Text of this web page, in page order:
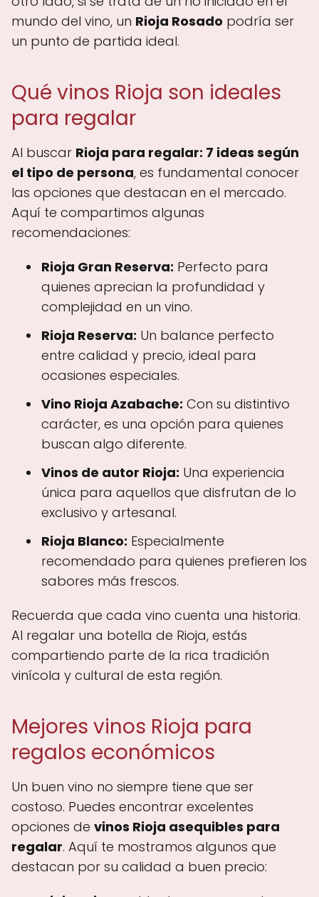
mundo del vino, un Rioja Rosado podría ser
un punto de partida ideal.
Qué vinos Rioja son ideales
para regalar
Al buscar Rioja para regalar: 7 ideas según
el tipo de persona, es fundamental conocer
las opciones que destacan en el mercado.
Aquí te compartimos algunas
recomendaciones:
Rioja Gran Reserva: Perfecto para
quienes aprecian la profundidad y
complejidad en un vino.
Rioja Reserva: Un balance perfecto
entre calidad y precio, ideal para
ocasiones especiales.
Vino Rioja Azabache: Con su distintivo
carácter, es una opción para quienes
buscan algo diferente.
Vinos de autor Rioja: Una experiencia
única para aquellos que disfrutan de lo
exclusivo y artesanal.
Rioja Blanco: Especialmente
recomendado para quienes prefieren los
sabores más frescos.
Recuerda que cada vino cuenta una historia.
Al regalar una botella de Rioja, estás
compartiendo parte de la rica tradición
vinícola y cultural de esta región.
Mejores vinos Rioja para
regalos económicos
Un buen vino no siempre tiene que ser
costoso. Puedes encontrar excelentes
opciones de vinos Rioja asequibles para
regalar. Aquí te mostramos algunos que
destacan por su calidad a buen precio: